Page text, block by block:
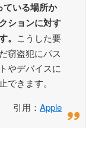
ている場所か
ションに対す
。 こうした要
窃盗犯にパス
やデバイスに
できます。
引用： Apple